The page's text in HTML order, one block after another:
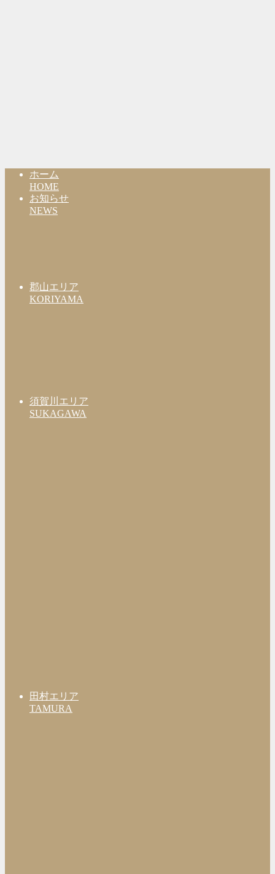
ホーム
HOME
お知らせ
NEWS
郡山エリア
KORIYAMA
須賀川エリア
SUKAGAWA
田村エリア
TAMURA